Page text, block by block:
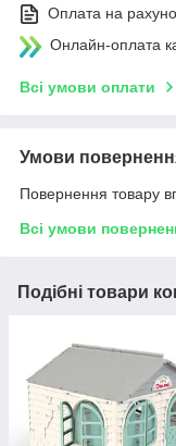
Оплата на
Онлайн-оплата
Всі умови оплати
Умови
Повернення товару
Всі умови
Подібні товари